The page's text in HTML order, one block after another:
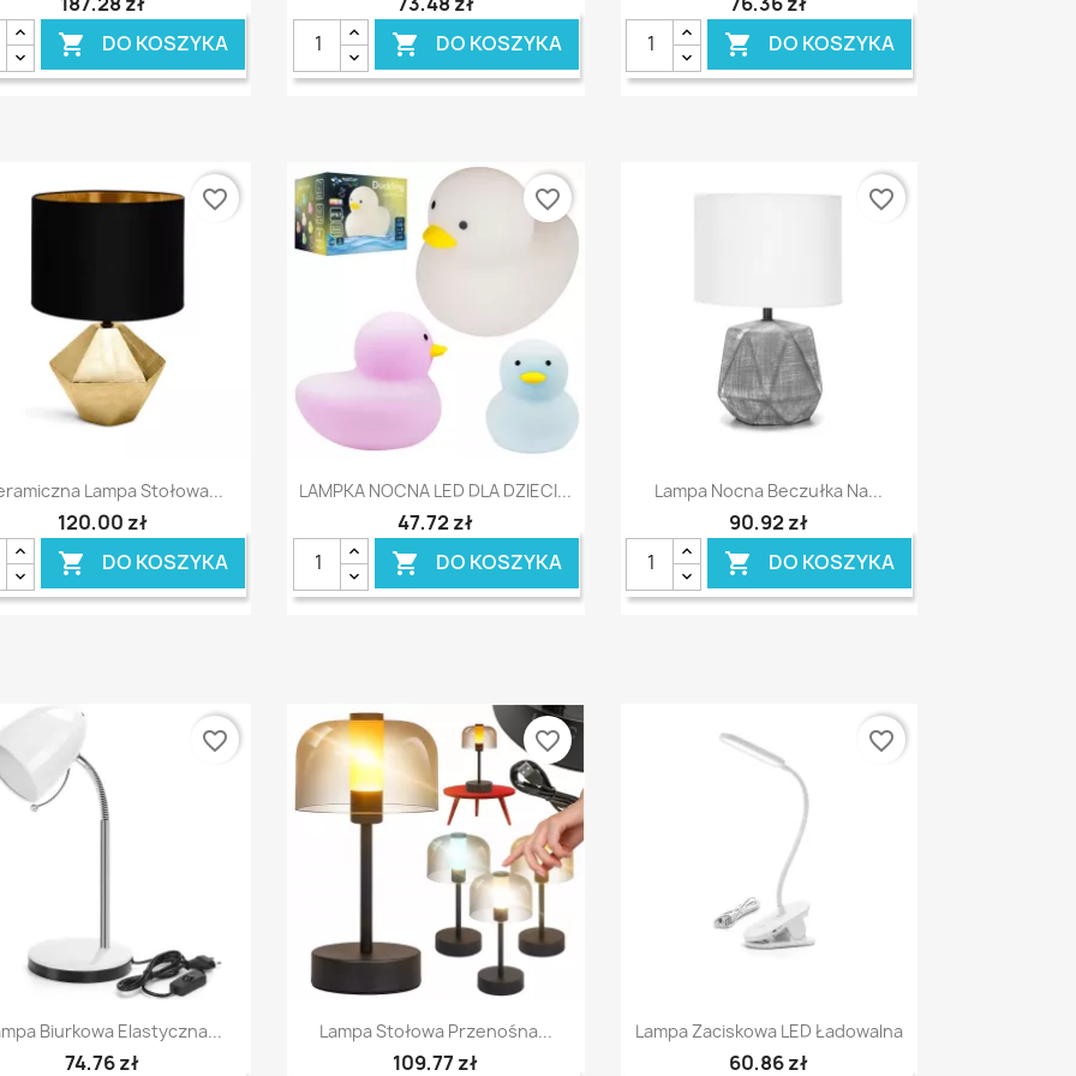
 DO KOSZYKA  DO KOSZYKA  DO KOSZYKA
Szybki podgląd
Lampa Stołowa...
120,00 zł
 DO KOSZYKA
favorite_border
Szybki podgląd
LAMPKA NOCNA LED DLA DZIECI...
47,72 zł
 DO KOSZYKA
favorite_border
Szybki podgląd
Lampa Nocna Beczułka Na...
90,92 zł
 DO KOSZYKA
favorite_border
Szybki podgląd
Biurkowa Elastyczna...
74,76 zł
favorite_border
Szybki podgląd
Lampa Stołowa Przenośna...
109,77 zł
favorite_border
Szybki podgląd
Lampa Zaciskowa LED Ładowalna
60,86 zł
favorite_border